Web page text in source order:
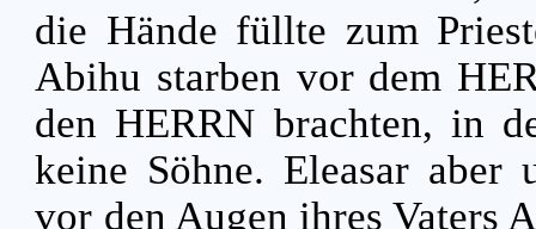
die Hände füllte zum
Abihu starben vor dem
den HERRN brachten, in
keine Söhne. Eleasar aber
vor den Augen ihres Vaters